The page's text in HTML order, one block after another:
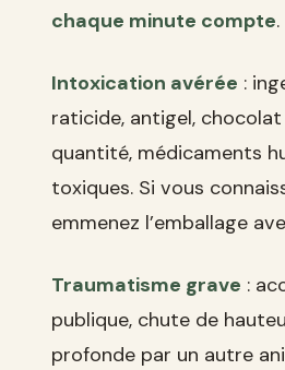
chaque minute compte.
Intoxication avérée :
raticide, antigel,
quantité, médicaments
toxiques. Si vous
emmenez l’emballage
Traumatisme grave :
publique, chute de
profonde par un autre